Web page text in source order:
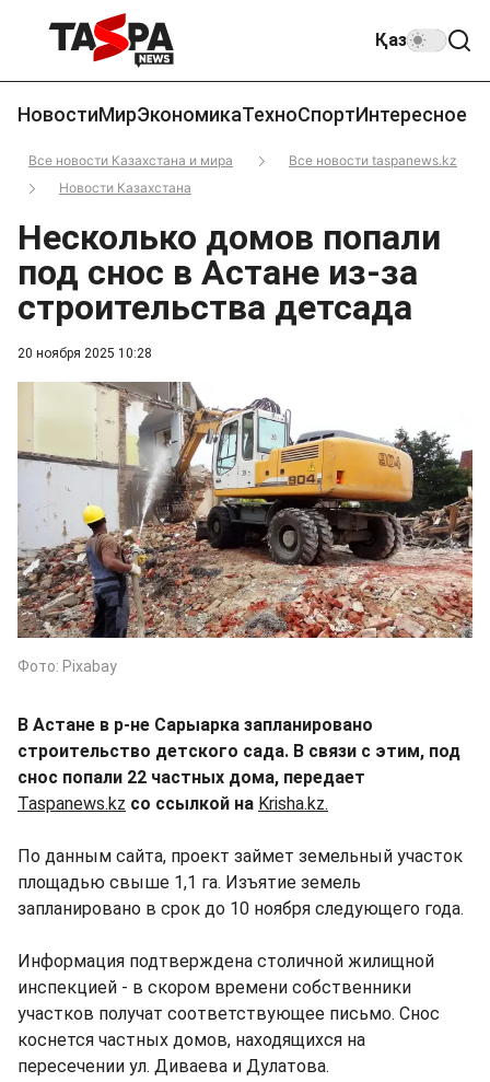
Қаз
НовостиМирЭкономикаТехноСпортИнтересное
Все новости Казахстана и мира
Все новости taspanews.kz
Новости Казахстана
20 ноября 2025 10:28
Несколько домов попали
под снос в Астане из-за
строительства детсада
Фото: Pixabay
В Астане в р-не Сарыарка запланировано
строительство детского сада. В связи с этим, под
снос попали 22 частных дома, передает
Taspanews.kz со ссылкой на Krisha.kz.
По данным сайта, проект займет земельный участок
площадью свыше 1,1 га. Изъятие земель
запланировано в срок до 10 ноября следующего года.
Информация подтверждена столичной жилищной
инспекцией - в скором времени собственники
участков получат соответствующее письмо. Снос
коснется частных домов, находящихся на
пересечении ул. Диваева и Дулатова.